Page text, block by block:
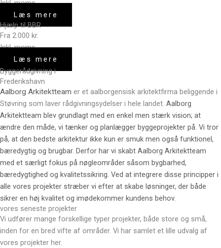
Inkl. moms
Læs mere
Hjælp til BBR
Fra 2.000 kr.
Inkl. moms
Læs mere
Byggerådgivning i
Frederikshavn
Aalborg Arkitektteam er et aalborgensisk arkitektfirma beliggende i
Støvring som laver rådgivningsydelser i hele landet. Aalborg
Arkitektteam blev grundlagt med en enkel men stærk vision; at
ændre den måde, vi tænker og planlægger byggeprojekter på. Vi tror
på, at den bedste arkitektur ikke kun er smuk men også funktionel,
bæredygtig og brugbar. Derfor har vi skabt Aalborg Arkitektteam
med et særligt fokus på nøgleområder såsom bygbarhed,
bæredygtighed og kvalitetssikring. Ved at integrere disse principper i
alle vores projekter stræber vi efter at skabe løsninger, der både
sikrer en høj kvalitet og imødekommer kundens behov.
vores seneste projekter
Vi udfører mange forskellige typer projekter, både store og små,
inden for en bred vifte af områder. Vi har samlet et lille udvalg af
vores projekter her.